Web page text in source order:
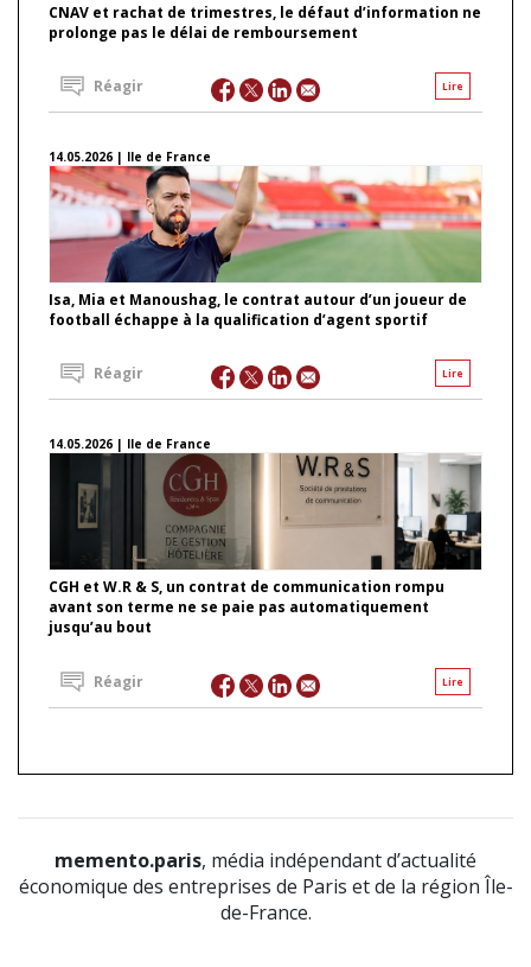
CNAV et rachat de trimestres, le défaut d’information ne
prolonge pas le délai de remboursement
Lire
Réagir
14.05.2026 | Ile de France
Isa, Mia et Manoushag, le contrat autour d’un joueur de
football échappe à la qualification d’agent sportif
Lire
Réagir
14.05.2026 | Ile de France
CGH et W.R & S, un contrat de communication rompu
avant son terme ne se paie pas automatiquement
jusqu’au bout
Lire
Réagir
memento.paris, média indépendant d’actualité
économique des entreprises de Paris et de la région Île-
de-France.